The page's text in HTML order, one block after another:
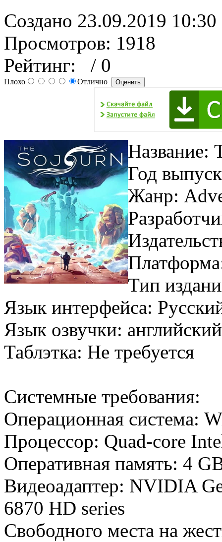
Создано 23.09.2019 10:30
Просмотров: 1918
Рейтинг:
/ 0
Плохо Отлично
Название:
Год
Жанр:
Тип
Язык интерфейса:
Язык озвучки:
Таблэтка: Не требуется
Системные требования:
Операционная система:
Процессор: Quad-core
Оперативная память: 4
Видеоадаптер: NVIDIA
6870 HD series
Свободного места на